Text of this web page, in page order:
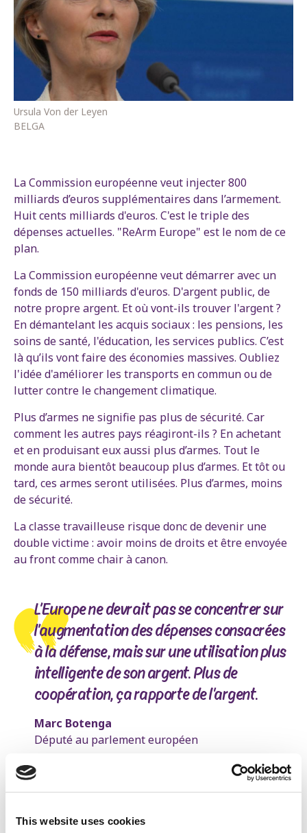
This website uses cookies
Ursula Von der Leyen
BELGA
La Commission européenne veut injecter 800
milliards d’euros supplémentaires dans l’armement.
Huit cents milliards d'euros. C'est le triple des
dépenses actuelles. "ReArm Europe" est le nom de ce
plan.
La Commission européenne veut démarrer avec un
fonds de 150 milliards d'euros. D'argent public, de
notre propre argent. Et où vont-ils trouver l'argent ?
En démantelant les acquis sociaux : les pensions, les
soins de santé, l'éducation, les services publics. C’est
là qu’ils vont faire des économies massives. Oubliez
l'idée d'améliorer les transports en commun ou de
lutter contre le changement climatique.
Plus d’armes ne signifie pas plus de sécurité. Car
comment les autres pays réagiront-ils ? En achetant
et en produisant eux aussi plus d’armes. Tout le
monde aura bientôt beaucoup plus d’armes. Et tôt ou
tard, ces armes seront utilisées. Plus d’armes, moins
de sécurité.
La classe travailleuse risque donc de devenir une
double victime : avoir moins de droits et être envoyée
au front comme chair à canon.
L’Europe ne devrait pas se concentrer sur
l’augmentation des dépenses consacrées
à la défense, mais sur une utilisation plus
intelligente de son argent. Plus de
coopération, ça rapporte de l'argent.
Marc Botenga
Député au parlement européen
Aujourd’hui, les États européens membres de l’Otan
dépensent déjà beaucoup plus pour leur défense que
plus d’avions, de chars et de soldats. La Russie n’a pas